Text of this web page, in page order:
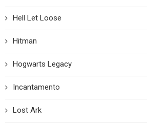
Hell Let Loose
Hitman
Hogwarts Legacy
Incantamento
Lost Ark